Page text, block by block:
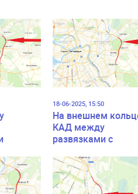
18-06-2025, 15:50
На внешнем
КАД между
развязками с
Рябовским шоссе
перекроют две
полосы